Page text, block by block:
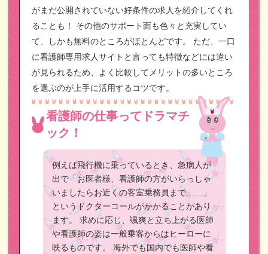
がまだ公開されていない好条件の求人を紹介してくれ
ることも！
その他のサポート面も色々と充実してい
て、しかも無料のところがほとんどです。
ただ、一口
に看護師専用求人サイトと言っても特徴などには違い
が見られるため、よく比較してメリットの多いところ
を選ぶのが上手に活用するコツです。
看護師の仕事ってドラマチ
ック！
例えば飛行機に乗っているとき、急病人が
出で「お医者様、看護師の方がいらっしゃ
いましたらお近くの客室乗務員まで……」
というドクターコールがかかることがあり
ます。
求めに応じ、颯爽と立ち上がる医師
や看護師の姿は一般乗客からはヒーローに
映るものです。
海外でも国内でも医師や看